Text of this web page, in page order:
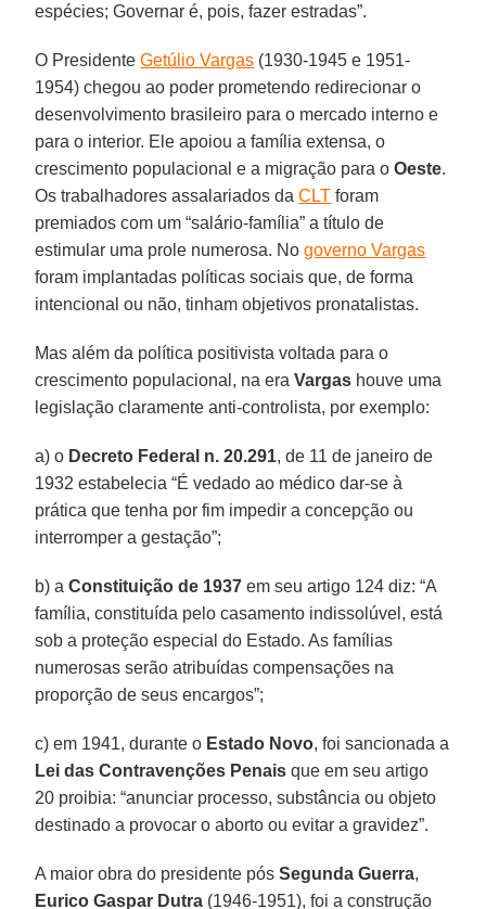
espécies; Governar é, pois, fazer estradas”.
O PresidenteGetúlio Vargas (1930-1945 e 1951-
1954) chegou ao poder prometendo redirecionar o
desenvolvimento brasileiro para o mercado interno e
para o interior. Ele apoiou a família extensa, o
crescimento populacional e a migração para oOeste.
Os trabalhadores assalariados daCLT foram
premiados com um “salário-família” a título de
estimular uma prole numerosa. Nogoverno Vargas
foram implantadas políticas sociais que, de forma
intencional ou não, tinham objetivos pronatalistas.
Mas além da política positivista voltada para o
crescimento populacional, na eraVargas houve uma
legislação claramente anti-controlista, por exemplo:
a) o Decreto Federal n. 20.291, de 11 de janeiro de
1932 estabelecia “É vedado ao médico dar-se à
prática que tenha por fim impedir a concepção ou
interromper a gestação”;
b) aConstituição de 1937 em seu artigo 124 diz: “A
família, constituída pelo casamento indissolúvel, está
sob a proteção especial do Estado. As famílias
numerosas serão atribuídas compensações na
proporção de seus encargos”;
c) em 1941, durante o Estado Novo, foi sancionada a
Lei das Contravenções Penais que em seu artigo
20 proibia: “anunciar processo, substância ou objeto
destinado a provocar o aborto ou evitar a gravidez”.
A maior obra do presidente pósSegunda Guerra,
Eurico Gaspar Dutra (1946-1951), foi a construção